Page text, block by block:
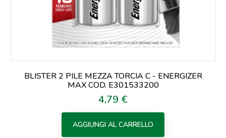
BLISTER 2 PILE MEZZA TORCIA C - ENERGIZER
MAX COD. E301533200
Prezzo
4,79 €
AGGIUNGI AL CARRELLO